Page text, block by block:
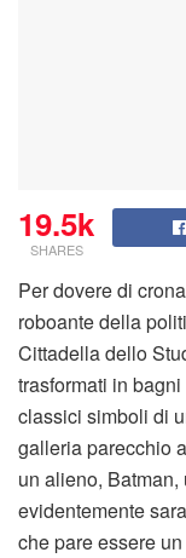
19.5k
SHARES
Per dovere di
roboante della
Cittadella dello
trasformati in
classici simboli di
galleria parecchio
un alieno,
evidentemente
che pare essere